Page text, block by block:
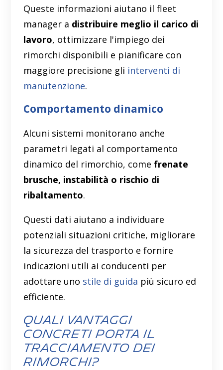
Queste informazioni aiutano il fleet
manager a distribuire meglio il carico di
lavoro, ottimizzare l'impiego dei
rimorchi disponibili e pianificare con
maggiore precisione gli interventi di
manutenzione.
Comportamento dinamico
Alcuni sistemi monitorano anche
parametri legati al comportamento
dinamico del rimorchio, come frenate
brusche, instabilità o rischio di
ribaltamento.
Questi dati aiutano a individuare
potenziali situazioni critiche, migliorare
la sicurezza del trasporto e fornire
indicazioni utili ai conducenti per
adottare uno stile di guida più sicuro ed
efficiente.
Quali vantaggi
concreti porta il
tracciamento dei
rimorchi?